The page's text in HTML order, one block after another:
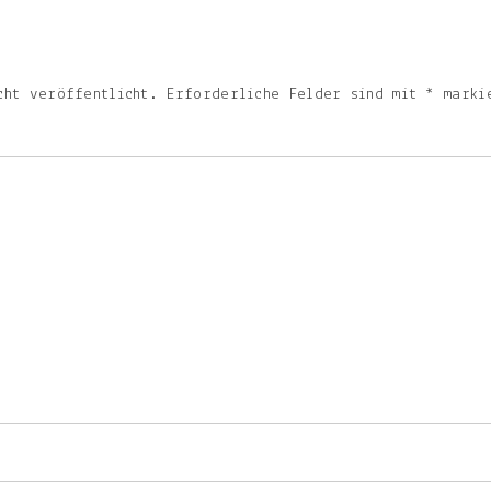
veröffentlicht. Erforderliche Felder sind mit *